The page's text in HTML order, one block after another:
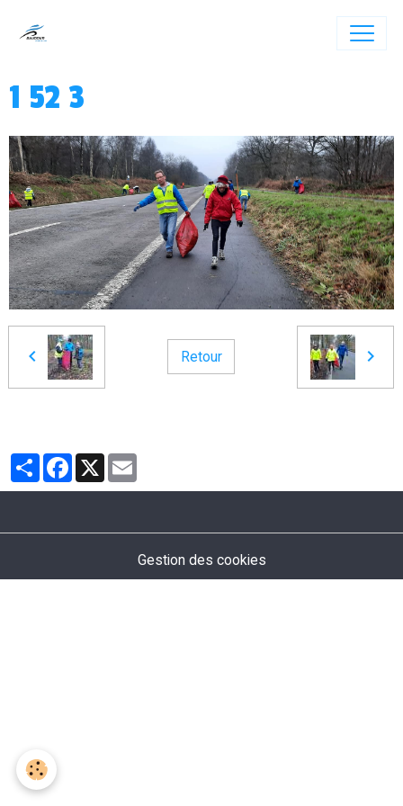
1 52 3
Retour
PartagerFacebook
X
Gestion des cookies